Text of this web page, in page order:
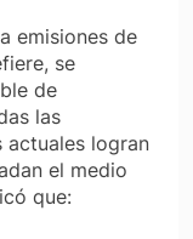
emisiones de
se
de
las
actuales logran
el medio
que: